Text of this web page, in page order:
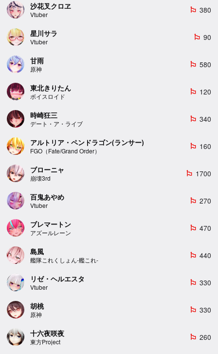
沙花叉クロヱ
Vtuber
emoji_flags 380
星川サラ
Vtuber
emoji_flags 90
甘雨
原神
emoji_flags 580
東北きりたん
ボイスロイド
emoji_flags 120
時崎狂三
デート・ア・ライブ
emoji_flags 340
アルトリア・ペンドラゴン(ランサー)
FGO（Fate/Grand Order）
emoji_flags 160
ブローニャ
崩壊3rd
emoji_flags 1700
百鬼あやめ
Vtuber
emoji_flags 270
ブレマートン
アズールレーン
emoji_flags 470
島風
艦隊これくしょん-艦これ-
emoji_flags 440
リゼ・ヘルエスタ
Vtuber
emoji_flags 330
胡桃
原神
emoji_flags 330
十六夜咲夜
東方Project
emoji_flags 260